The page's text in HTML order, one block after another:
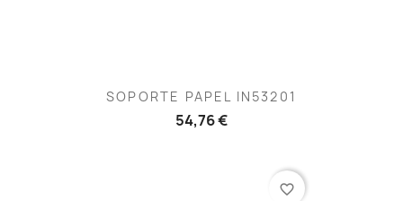
SOPORTE PAPEL IN53201
54,76 €
favorite_border